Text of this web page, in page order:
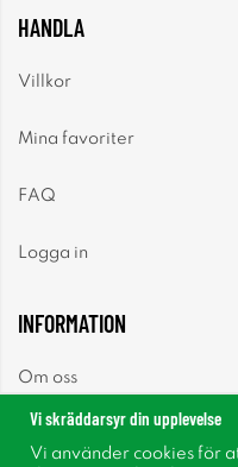
HANDLA
Villkor
Mina favoriter
FAQ
Logga in
INFORMATION
Om oss
Vi skräddarsyr din upplevelse
Vi använder cookies för